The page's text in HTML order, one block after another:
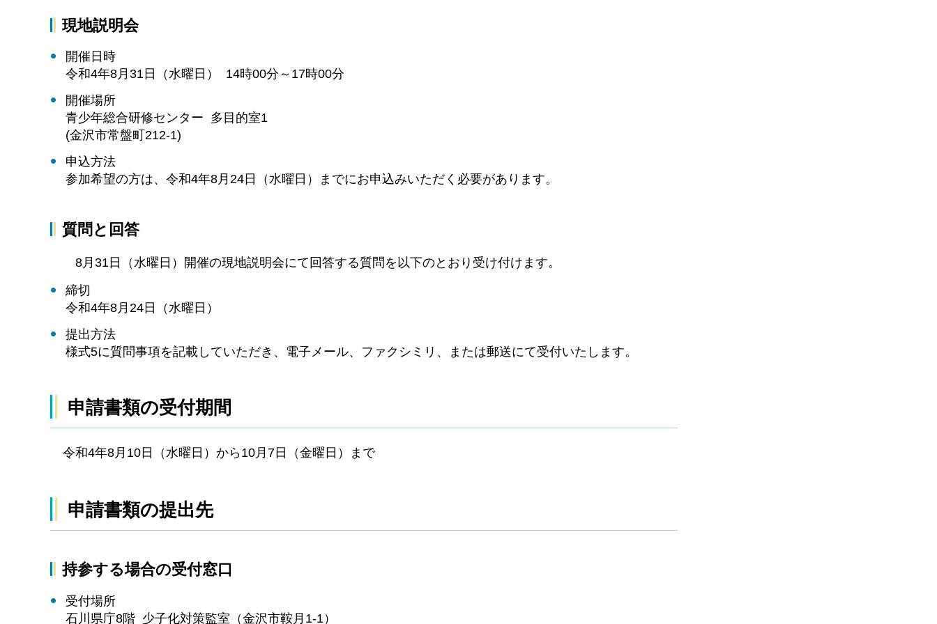
現地説明会
開催日時
令和4年8月31日（水曜日） 14時00分～17時00分
開催場所
青少年総合研修センター 多目的室1
(金沢市常盤町212-1)
申込方法
参加希望の方は、令和4年8月24日（水曜日）までにお申込みいただく必要があります。
質問と回答
8月31日（水曜日）開催の現地説明会にて回答する質問を以下のとおり受け付けます。
締切
令和4年8月24日（水曜日）
提出方法
様式5に質問事項を記載していただき、電子メール、ファクシミリ、または郵送にて受付いたします。
申請書類の受付期間
令和4年8月10日（水曜日）から10月7日（金曜日）まで
申請書類の提出先
持参する場合の受付窓口
受付場所
石川県庁8階 少子化対策監室（金沢市鞍月1-1）